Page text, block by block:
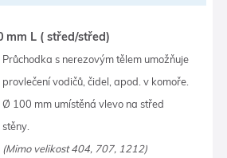
mm L ( střed/střed)
Průchodka s nerezovým tělem umožňuje
provlečení vodičů, čidel, apod. v komoře.
Ø 100 mm umístěná vlevo na střed
stěny.
(Mimo velikost 404, 707, 1212)